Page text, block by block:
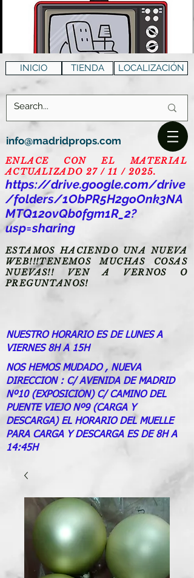
INICIO TIENDA LOCALIZACIÓN
info@madridprops.com
ENLACE CON EL MATERIAL
ACTUALIZADO 27 / 11 / 2025.
https://drive.google.com/drive
/folders/1ObPR5H2goOnk3NA
MTQ12ovQb0fgm1R_2?
usp=sharing
ESTAMOS HACIENDO UNA NUEVA
WEB!!!TENEMOS MUCHAS COSAS
NUEVAS!! VEN A VERNOS O
PREGUNTANOS!
NUESTRO HORARIO ES DE LUNES A
VIERNES 8H A 15H
NOS HEMOS MUDADO , NUEVA
DIRECCION : C/ AVENIDA DE MADRID
Nº10 (EXPOSICION) C/ CAMINO DEL
PUENTE VIEJO Nº9 (CARGA Y
DESCARGA) EL HORARIO DEL MUELLE
PARA CARGA Y DESCARGA ES DE 8H A
14:45H